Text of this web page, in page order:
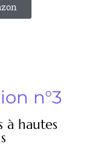
n°3
à hautes